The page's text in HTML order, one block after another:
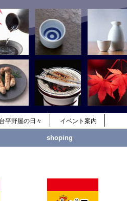
平野屋の日々 イベント案内
shoping